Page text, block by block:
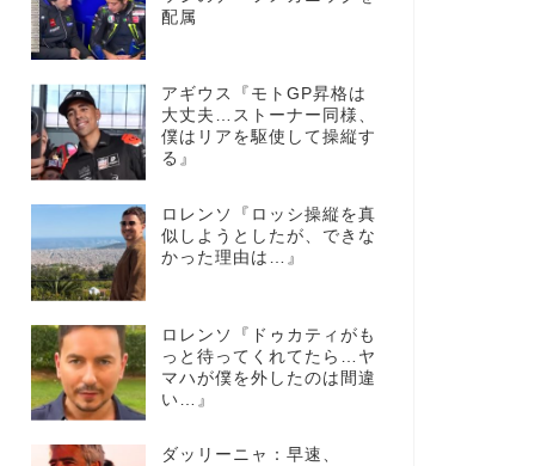
配属
アギウス『モトGP昇格は
大丈夫…ストーナー同様、
僕はリアを駆使して操縦す
る』
ロレンソ『ロッシ操縦を真
似しようとしたが、できな
かった理由は…』
ロレンソ『ドゥカティがも
っと待ってくれてたら…ヤ
マハが僕を外したのは間違
い…』
ダッリーニャ：早速、